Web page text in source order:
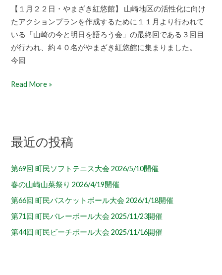
【１月２２日・やまざき紅悠館】 山崎地区の活性化に向け
たアクションプランを作成するために１１月より行われて
いる「山崎の今と明日を語ろう会」の最終回である３回目
が行われ、約４０名がやまざき紅悠館に集まりました。
今回
今
と
明
日
を
ろ
Read More »
最近の投稿
第69回 町民ソフトテニス大会 2026/5/10開催
春の山崎山菜祭り 2026/4/19開催
第66回 町民バスケットボール大会 2026/1/18開催
第71回 町民バレーボール大会 2025/11/23開催
第44回 町民ビーチボール大会 2025/11/16開催